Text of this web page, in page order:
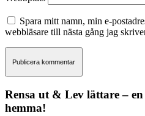
Spara mitt namn, min e-
webbläsare till nästa gång jag
Rensa ut & Lev lättare –
hemma!